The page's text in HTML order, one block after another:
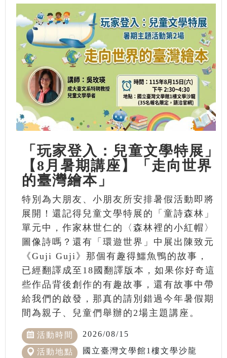
「玩家登入：兒童文學特展」
【8月暑期講座】「走向世界
的臺灣繪本」
特別為大朋友、小朋友所安排暑假活動即將
展開！還記得兒童文學特展的「童詩森林」
單元中，作家林世仁的〈森林裡的小紅帽〉
圖像詩嗎？還有「環遊世界」中展出陳致元
《Guji Guji》那個有趣得鱷魚鴨的故事，
已經翻譯成至18國翻譯版本，如果你好奇這
些作品背後創作的有趣故事，還有故事中帶
給我們的啟發，那真的請別錯過今年暑假期
間為親子、兒童們舉辦的2場主題講座。
活動時間 2026/08/15
活動地點 國立臺灣文學館1樓文學沙龍